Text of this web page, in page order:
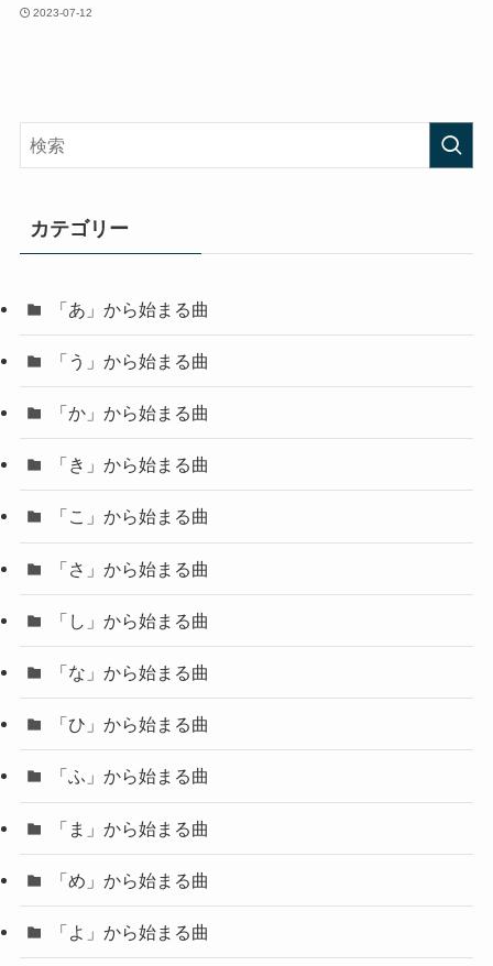
2023-07-12
カテゴリー
「あ」から始まる曲
「う」から始まる曲
「か」から始まる曲
「き」から始まる曲
「こ」から始まる曲
「さ」から始まる曲
「し」から始まる曲
「な」から始まる曲
「ひ」から始まる曲
「ふ」から始まる曲
「ま」から始まる曲
「め」から始まる曲
「よ」から始まる曲